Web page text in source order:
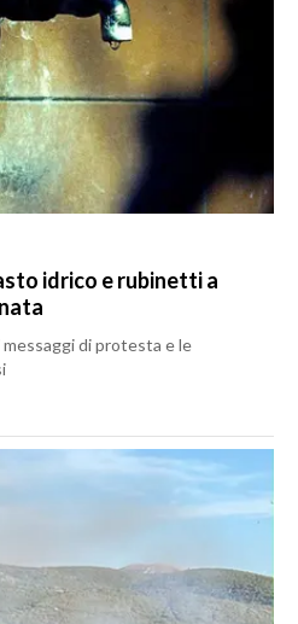
idrico e rubinetti a
di protesta e le